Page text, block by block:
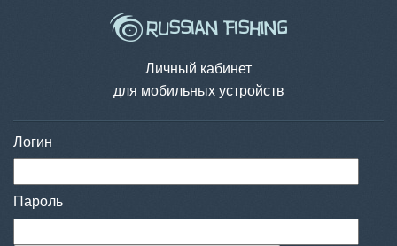
Личный кабинет
для мобильных устройств
Логин
Пароль